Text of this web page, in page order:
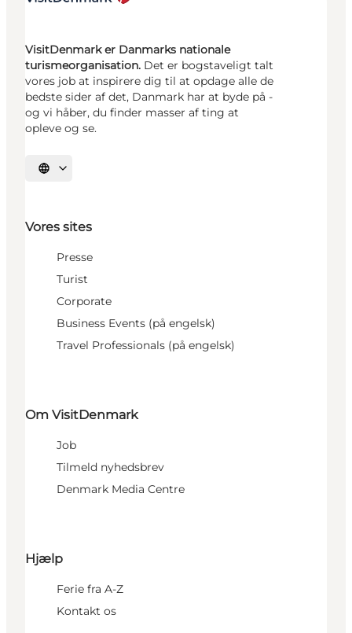
VisitDenmark er Danmarks nationale
turismeorganisation. Det er bogstaveligt talt
vores job at inspirere dig til at opdage alle de
bedste sider af det, Danmark har at byde på -
og vi håber, du finder masser af ting at
opleve og se.
Vælg sprog
Vores sites
Presse
Turist
Corporate
Business Events (på engelsk)
Travel Professionals (på engelsk)
Om VisitDenmark
Job
Tilmeld nyhedsbrev
Denmark Media Centre
Hjælp
Ferie fra A-Z
Kontakt os